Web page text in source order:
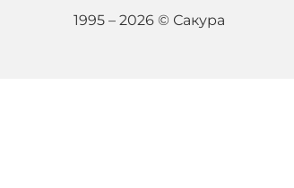
1995 – 2026 © Сакура